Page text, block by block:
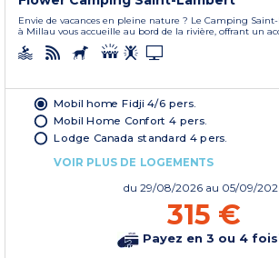
Envie de vacances en pleine nature ? Le Camping
à Millau vous accueille au bord de la rivière, offrant un
Mobil home Fidji 4/6 pers.
Mobil Home Confort 4 pers.
Lodge Canada standard 4 pers.
VOIR PLUS DE LOGEMENTS
du 29/08/2026 au 05/09/
315 €
Payez en 3 ou 4